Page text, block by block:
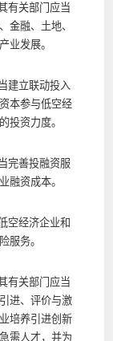
关部门应当
金融、土地、
业发展。
立联动投入
本参与低空经
投资力度。
完善投融资服
融资成本。
空经济企业和
服务。
关部门应当
进、评价与激
培养引进创新
需人才，并为